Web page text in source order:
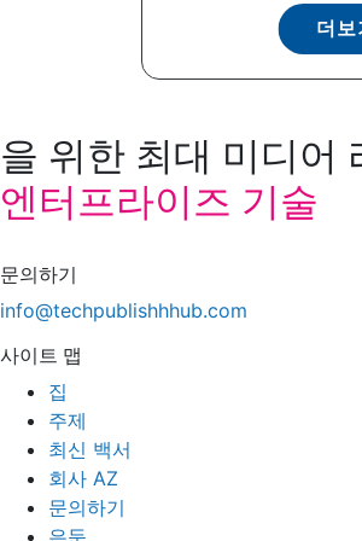
더보
을 위한 최대 미디어
엔터프라이즈 기술
문의하기
info@techpublishhhub.com
사이트 맵
집
주제
최신 백서
회사 AZ
문의하기